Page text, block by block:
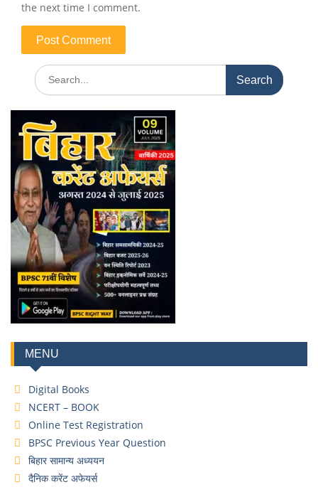
the next time I comment.
MENU
Digital Books
NCERT – BOOK
Online Test Registration
BPSC Previous Year Question
बिहार सामान्य अध्ययन
दैनिक करेंट अफेयर्स